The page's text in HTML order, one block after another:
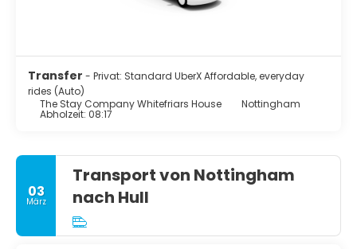
Transfer - Privat: Standard UberX Affordable, everyday
rides (Auto)
The Stay Company Whitefriars House
Nottingham
Abholzeit: 08:17
03
März
Transport von Nottingham
nach Hull